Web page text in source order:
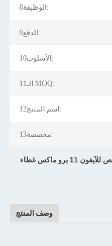
8الوظيفة:
9الدفع:
10الأسلوب:
11الـ MOQ:
12اسم المنتج:
13مخصصة:
وصف المنتج